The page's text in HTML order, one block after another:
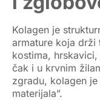
Kolagen je
armature koja drži
kostima,
čak i u krvnim
zgradu, kolagen
materijala”.